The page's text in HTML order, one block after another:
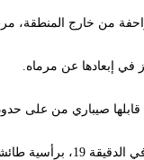
من خارج المنطقة،
في إبعادها عن مرماه.
صيباري من على
فرصة هدف محقق.